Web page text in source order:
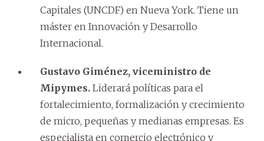
Capitales (UNCDF) en Nueva York. Tiene un
máster en Innovación y Desarrollo
Internacional.
Gustavo Giménez, viceministro de
Mipymes. Liderará políticas para el
fortalecimiento, formalización y crecimiento
de micro, pequeñas y medianas empresas. Es
especialista en comercio electrónico y